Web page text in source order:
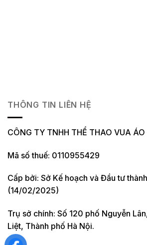
THÔNG TIN LIÊN HỆ
CÔNG TY TNHH THỂ THAO VUA
Mã số thuế: 0110955429
Cấp bởi: Sở Kế hoạch và Đầu tư
(14/02/2025)
Trụ sở chính: Số 120 phố Nguyễn
Liệt, Thành phố Hà Nội.